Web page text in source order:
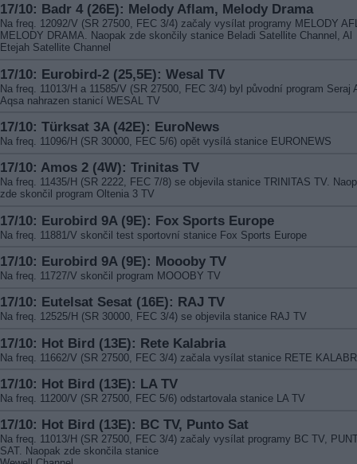
17/10: Badr 4 (26E): Melody Aflam, Melody Drama
Na freq. 12092/V (SR 27500, FEC 3/4) začaly vysílat programy MELODY
MELODY DRAMA. Naopak zde skončily stanice Beladi Satellite Channel, Al
Etejah Satellite Channel
17/10: Eurobird-2 (25,5E): Wesal TV
Na freq. 11013/H a 11585/V (SR 27500, FEC 3/4) byl původní program Seraj
Aqsa nahrazen stanicí WESAL TV
17/10: Türksat 3A (42E): EuroNews
Na freq. 11096/H (SR 30000, FEC 5/6) opět vysílá stanice EURONEWS
17/10: Amos 2 (4W): Trinitas TV
Na freq. 11435/H (SR 2222, FEC 7/8) se objevila stanice TRINITAS TV.
zde skončil program Oltenia 3 TV
17/10: Eurobird 9A (9E): Fox Sports Europe
Na freq. 11881/V skončil test sportovní stanice Fox Sports Europe
17/10: Eurobird 9A (9E): Moooby TV
Na freq. 11727/V skončil program MOOOBY TV
17/10: Eutelsat Sesat (16E): RAJ TV
Na freq. 12525/H (SR 30000, FEC 3/4) se objevila stanice RAJ TV
17/10: Hot Bird (13E): Rete Kalabria
Na freq. 11662/V (SR 27500, FEC 3/4) začala vysílat stanice RETE
17/10: Hot Bird (13E): LA TV
Na freq. 11200/V (SR 27500, FEC 5/6) odstartovala stanice LA TV
17/10: Hot Bird (13E): BC TV, Punto Sat
Na freq. 11013/H (SR 27500, FEC 3/4) začaly vysílat programy BC TV,
SAT. Naopak zde skončila stanice